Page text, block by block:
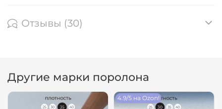
Отзывы (30)
Другие марки поролона
4.9/5 на Ozon!